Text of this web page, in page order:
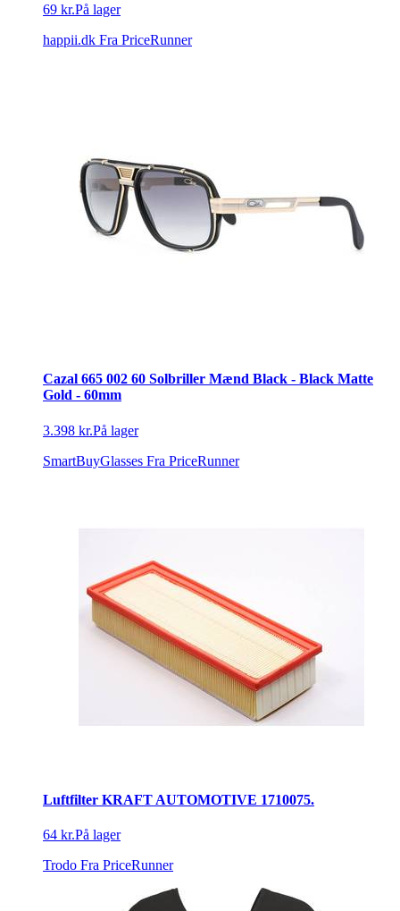
69 kr.På lager
happii.dk Fra PriceRunner
Cazal 665 002 60 Solbriller Mænd Black - Black Matte
Gold - 60mm
3.398 kr.På lager
SmartBuyGlasses Fra PriceRunner
Luftfilter KRAFT AUTOMOTIVE 1710075.
64 kr.På lager
Trodo Fra PriceRunner